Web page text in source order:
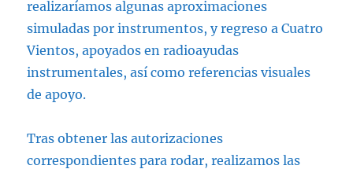
realizaríamos algunas aproximaciones
simuladas por instrumentos, y regreso a Cuatro
Vientos, apoyados en radioayudas
instrumentales, así como referencias visuales
de apoyo.
Tras obtener las autorizaciones
correspondientes para rodar, realizamos las